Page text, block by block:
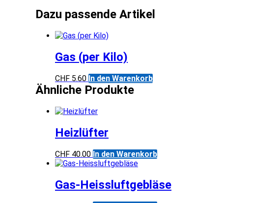
Gas (per Kilo)
CHF 5.60 In den Warenkorb
Ähnliche Produkte
Heizlüfter
CHF 40.00 In den Warenkorb
Gas-Heissluftgebläse